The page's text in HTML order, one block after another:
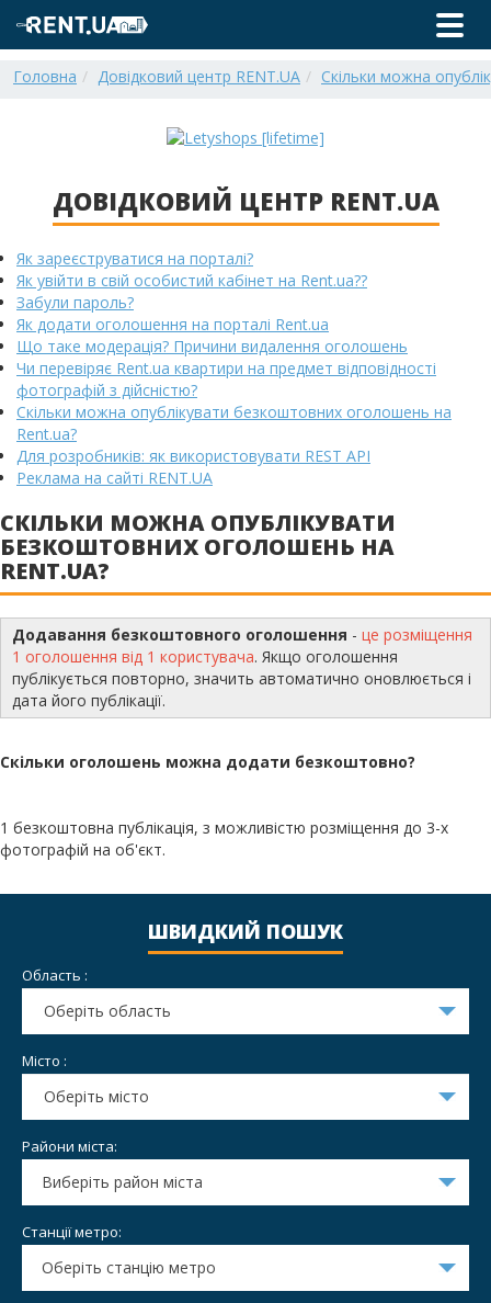
Головна Довідковий центр RENT.UA Скільки можна
ДОВІДКОВИЙ ЦЕНТР RENT.UA
Як зареєструватися на порталі?
Як увійти в свій особистий кабінет на Rent.ua??
Забули пароль?
Як додати оголошення на порталі Rent.ua
Що таке модерація? Причини видалення оголошень
Чи перевіряє Rent.ua квартири на предмет відповідності
фотографій з дійсністю?
Скільки можна опублікувати безкоштовних оголошень на
Rent.ua?
Для розробників: як використовувати REST API
Реклама на сайті RENT.UA
СКІЛЬКИ МОЖНА ОПУБЛІКУВАТИ
БЕЗКОШТОВНИХ ОГОЛОШЕНЬ НА
RENT.UA?
Додавання безкоштовного оголошення - це розміщення
1 оголошення від 1 користувача. Якщо оголошення
публікується повторно, значить автоматично оновлюється і
дата його публікації.
Скільки оголошень можна додати безкоштовно?
1 безкоштовна публікація, з можливістю розміщення до 3-х
фотографій на об'єкт.
ШВИДКИЙ ПОШУК
Область :
Оберіть область
Місто :
Оберіть місто
Райони міста:
Виберіть район міста
Станції метро:
Оберіть станцію метро